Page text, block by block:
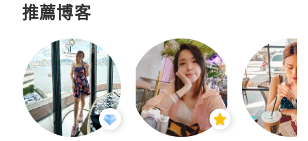
推薦博客